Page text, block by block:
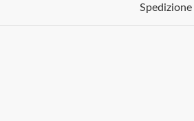
Spedizione